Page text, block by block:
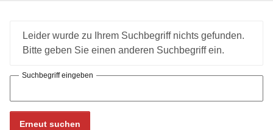
xLeider wurde zu Ihrem Suchbegriff nichts gefunden.
Bitte geben Sie einen anderen Suchbegriff ein.
Suchbegriff eingeben
Erneut suchen